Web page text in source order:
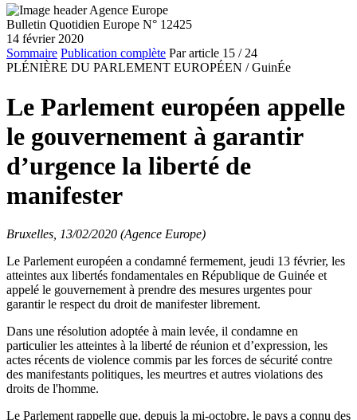
Bulletin Quotidien Europe N° 12425
14 février 2020
Sommaire Publication complète Par article 15 / 24
PLÉNIÈRE DU PARLEMENT EUROPÉEN / GuinÉe
Le Parlement européen appelle
le gouvernement à garantir
d’urgence la liberté de
manifester
Bruxelles, 13/02/2020 (Agence Europe)
Le Parlement européen a condamné fermement, jeudi 13 février, les
atteintes aux libertés fondamentales en République de Guinée et
appelé le gouvernement à prendre des mesures urgentes pour
garantir le respect du droit de manifester librement.
Dans une résolution adoptée à main levée, il condamne en
particulier les atteintes à la liberté de réunion et d’expression, les
actes récents de violence commis par les forces de sécurité contre
des manifestants politiques, les meurtres et autres violations des
droits de l'homme.
Le Parlement rappelle que, depuis la mi-octobre, le pays a connu des